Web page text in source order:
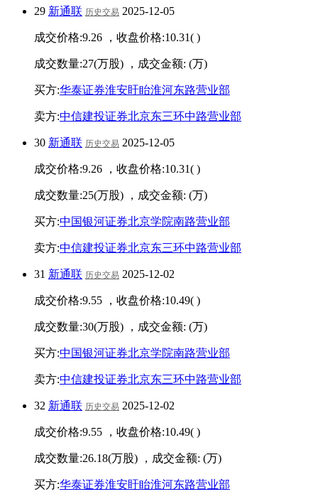
29 新通联 历史交易 2025-12-05
成交价格:9.26 ，收盘价格:10.31( )
成交数量:27(万股) ，成交金额: (万)
买方:华泰证券淮安盱眙淮河东路营业部
卖方:中信建投证券北京东三环中路营业部
30 新通联 历史交易 2025-12-05
成交价格:9.26 ，收盘价格:10.31( )
成交数量:25(万股) ，成交金额: (万)
买方:中国银河证券北京学院南路营业部
卖方:中信建投证券北京东三环中路营业部
31 新通联 历史交易 2025-12-02
成交价格:9.55 ，收盘价格:10.49( )
成交数量:30(万股) ，成交金额: (万)
买方:中国银河证券北京学院南路营业部
卖方:中信建投证券北京东三环中路营业部
32 新通联 历史交易 2025-12-02
成交价格:9.55 ，收盘价格:10.49( )
成交数量:26.18(万股) ，成交金额: (万)
买方:华泰证券淮安盱眙淮河东路营业部